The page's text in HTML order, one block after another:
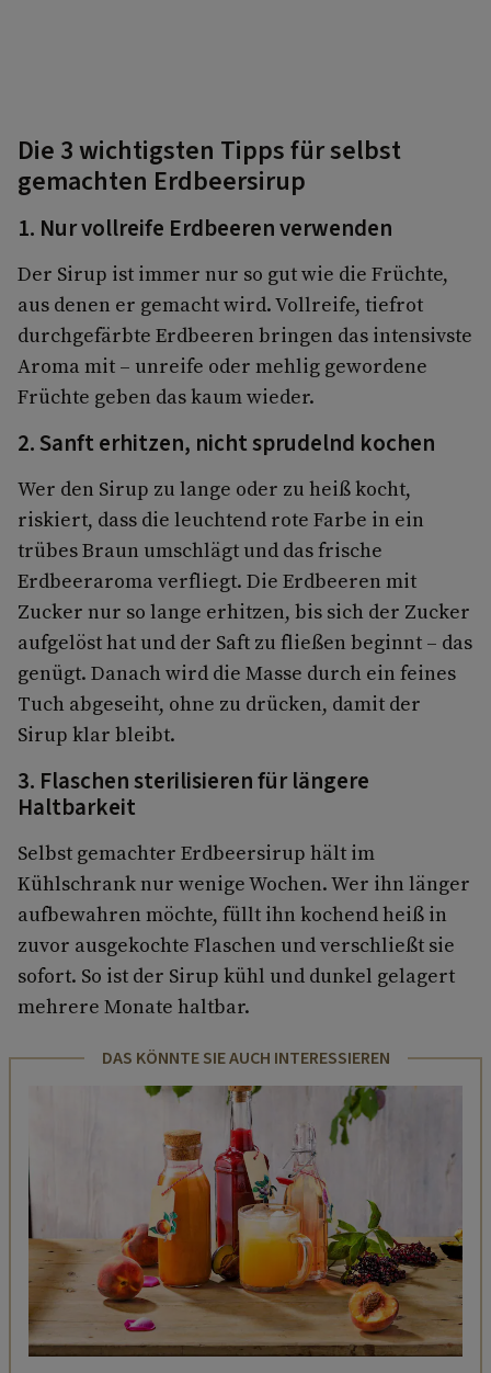
Die 3 wichtigsten Tipps für selbst
gemachten Erdbeersirup
1. Nur vollreife Erdbeeren verwenden
Der Sirup ist immer nur so gut wie die Früchte,
aus denen er gemacht wird. Vollreife, tiefrot
durchgefärbte Erdbeeren bringen das intensivste
Aroma mit – unreife oder mehlig gewordene
Früchte geben das kaum wieder.
2. Sanft erhitzen, nicht sprudelnd kochen
Wer den Sirup zu lange oder zu heiß kocht,
riskiert, dass die leuchtend rote Farbe in ein
trübes Braun umschlägt und das frische
Erdbeeraroma verfliegt. Die Erdbeeren mit
Zucker nur so lange erhitzen, bis sich der Zucker
aufgelöst hat und der Saft zu fließen beginnt – das
genügt. Danach wird die Masse durch ein feines
Tuch abgeseiht, ohne zu drücken, damit der
Sirup klar bleibt.
3. Flaschen sterilisieren für längere
Haltbarkeit
Selbst gemachter Erdbeersirup hält im
Kühlschrank nur wenige Wochen. Wer ihn länger
aufbewahren möchte, füllt ihn kochend heiß in
zuvor ausgekochte Flaschen und verschließt sie
sofort. So ist der Sirup kühl und dunkel gelagert
mehrere Monate haltbar.
DAS KÖNNTE SIE AUCH INTERESSIEREN